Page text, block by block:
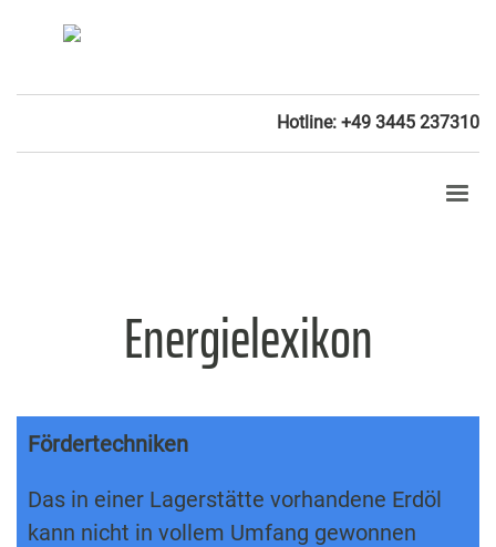
Hotline: +49 3445 237310
Energielexikon
Fördertechniken
Das in einer Lagerstätte vorhandene Erdöl
kann nicht in vollem Umfang gewonnen